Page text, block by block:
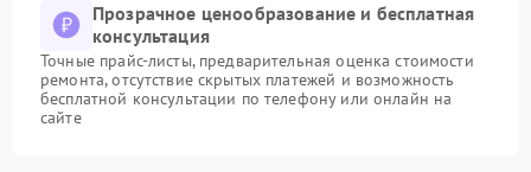
Прозрачное ценообразование и бесплатная
консультация
Точные прайс-листы, предварительная оценка стоимости
ремонта, отсутствие скрытых платежей и возможность
бесплатной консультации по телефону или онлайн на
сайте